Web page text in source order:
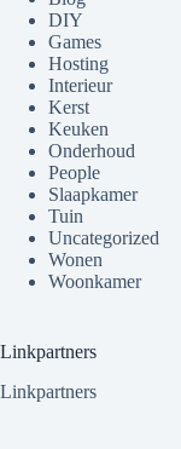
DIY
Games
Hosting
Interieur
Kerst
Keuken
Onderhoud
People
Slaapkamer
Tuin
Uncategorized
Wonen
Woonkamer
Linkpartners
Linkpartners